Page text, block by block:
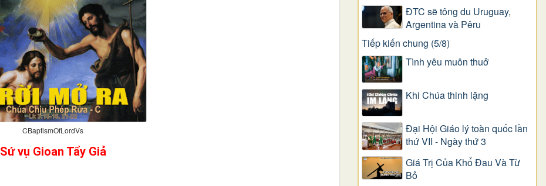
CBaptismOfLordVs
Sứ vụ Gioan Tẩy Giả
ĐTC sẽ tông du Uruguay,
Argentina và Pêru
Tiếp kiến chung (5/8)
Tình yêu muôn thuở
Khi Chúa thinh lặng
Đại Hội Giáo lý toàn quốc lần
thứ VII - Ngày thứ 3
Giá Trị Của Khổ Ðau Và Từ
Bỏ